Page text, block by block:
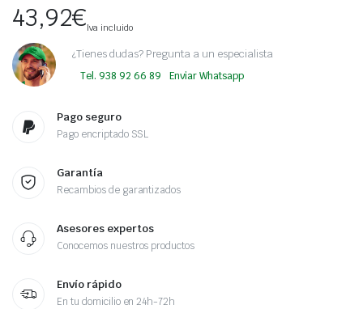
43,92€Iva incluido
¿Tienes dudas? Pregunta a un especialista
Tel. 938 92 66 89 Enviar Whatsapp
Pago seguro
Pago encriptado SSL
Garantía
Recambios de garantizados
Asesores expertos
Conocemos nuestros productos
Envío rápido
En tu domicilio en 24h-72h